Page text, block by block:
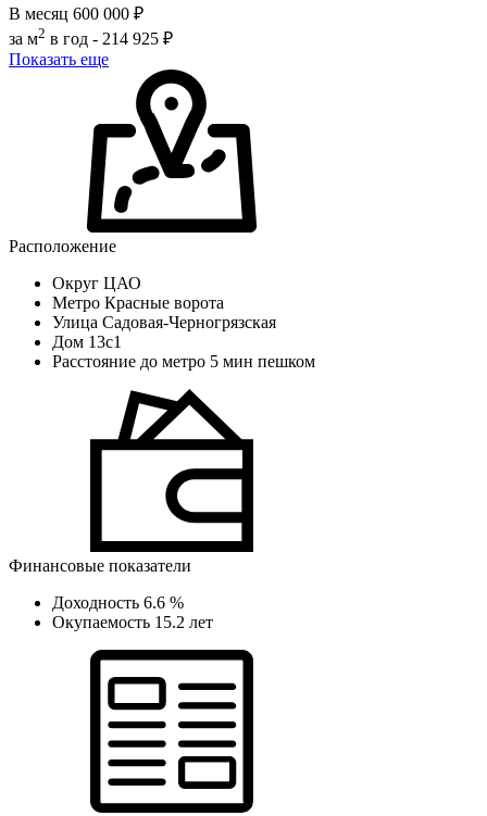
В месяц 600 000 ₽
за м2 в год - 214 925 ₽
Показать еще
Расположение
Округ ЦАО
Метро Красные ворота
Улица Садовая-Черногрязская
Дом 13с1
Расстояние до метро 5 мин пешком
Финансовые показатели
Доходность 6.6 %
Окупаемость 15.2 лет